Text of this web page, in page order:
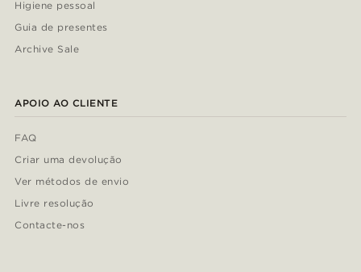
Higiene pessoal
Guia de presentes
Archive Sale
APOIO AO CLIENTE
FAQ
Criar uma devolução
Ver métodos de envio
Livre resolução
Contacte-nos